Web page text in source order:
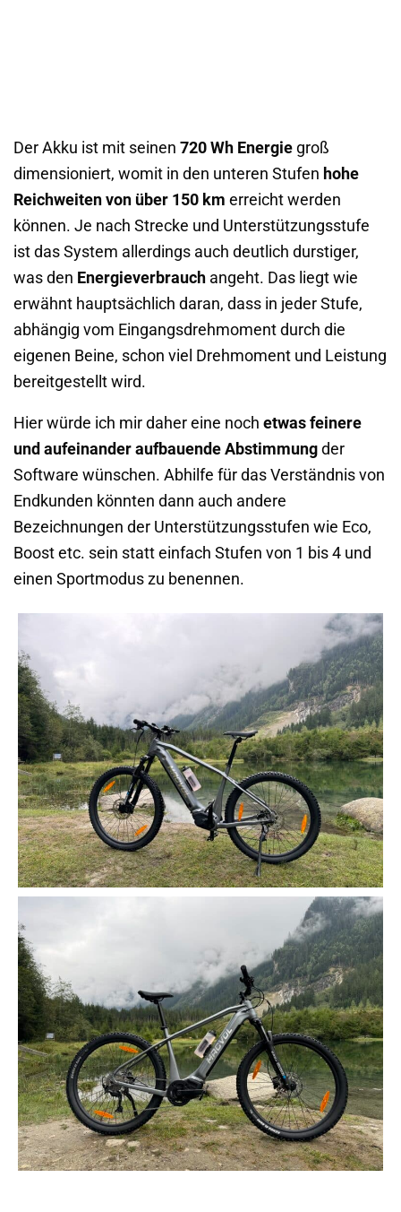
Der Akku ist mit seinen 720 Wh Energie groß
dimensioniert, womit in den unteren Stufen hohe
Reichweiten von über 150 km erreicht werden
können. Je nach Strecke und Unterstützungsstufe
ist das System allerdings auch deutlich durstiger,
was den Energieverbrauch angeht. Das liegt wie
erwähnt hauptsächlich daran, dass in jeder Stufe,
abhängig vom Eingangsdrehmoment durch die
eigenen Beine, schon viel Drehmoment und Leistung
bereitgestellt wird.
Hier würde ich mir daher eine noch etwas feinere
und aufeinander aufbauende Abstimmung der
Software wünschen. Abhilfe für das Verständnis von
Endkunden könnten dann auch andere
Bezeichnungen der Unterstützungsstufen wie Eco,
Boost etc. sein statt einfach Stufen von 1 bis 4 und
einen Sportmodus zu benennen.